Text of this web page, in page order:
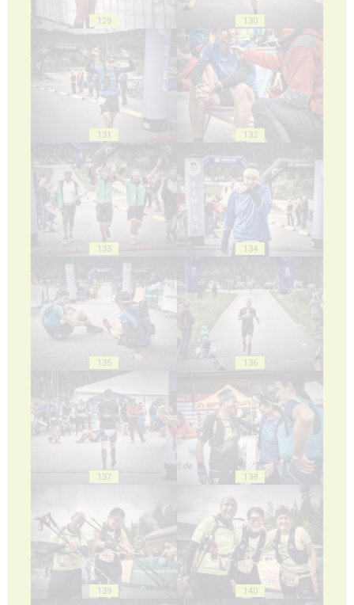
129 130
131 132
133 134
135 136
137 138
139 140